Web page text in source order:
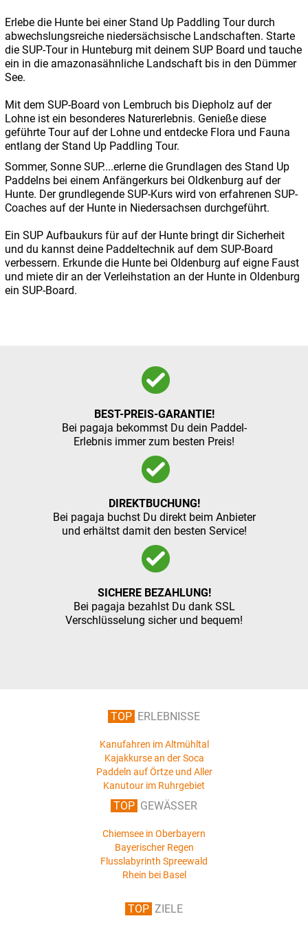
Erlebe die Hunte bei einer Stand Up Paddling Tour durch
abwechslungsreiche niedersächsische Landschaften. Starte
die SUP-Tour in Hunteburg mit deinem SUP Board und tauche
ein in die amazonasähnliche Landschaft bis in den Dümmer
See.
Mit dem SUP-Board von Lembruch bis Diepholz auf der
Lohne ist ein besonderes Naturerlebnis. Genieße diese
geführte Tour auf der Lohne und entdecke Flora und Fauna
entlang der Stand Up Paddling Tour.
Sommer, Sonne SUP....erlerne die Grundlagen des Stand Up
Paddelns bei einem Anfängerkurs bei Oldkenburg auf der
Hunte. Der grundlegende SUP-Kurs wird von erfahrenen SUP-
Coaches auf der Hunte in Niedersachsen durchgeführt.
Ein SUP Aufbaukurs für auf der Hunte bringt dir Sicherheit
und du kannst deine Paddeltechnik auf dem SUP-Board
verbessern. Erkunde die Hunte bei Oldenburg auf eigne Faust
und miete dir an der Verleihstation an der Hunte in Oldenburg
ein SUP-Board.
BEST-PREIS-GARANTIE!
Bei pagaja bekommst Du dein Paddel-
Erlebnis immer zum besten Preis!
DIREKTBUCHUNG!
Bei pagaja buchst Du direkt beim Anbieter
und erhältst damit den besten Service!
SICHERE BEZAHLUNG!
Bei pagaja bezahlst Du dank SSL
Verschlüsselung sicher und bequem!
TOP ERLEBNISSE
Kanufahren im Altmühltal
Kajakkurse an der Soca
Paddeln auf Örtze und Aller
Kanutour im Ruhrgebiet
TOP GEWÄSSER
Chiemsee in Oberbayern
Bayerischer Regen
Flusslabyrinth Spreewald
Rhein bei Basel
TOP ZIELE